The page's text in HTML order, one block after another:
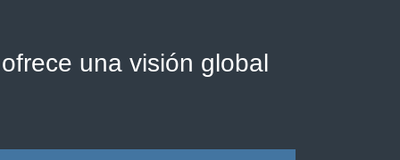
una visión global